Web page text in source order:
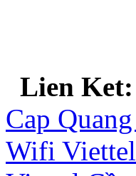
Lien Ket:
Cap
Wifi